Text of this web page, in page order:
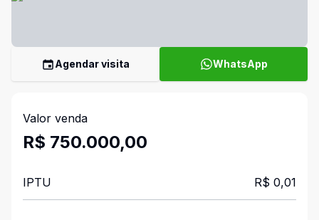
Agendar visita WhatsApp
Valor venda
R$ 750.000,00
IPTU R$ 0,01